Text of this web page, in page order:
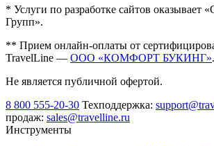
* Услуги по разработке сайтов
Групп».
** Прием онлайн-оплаты от
TravelLine — ООО «КОМФОРТ БУКИНГ».
Не является публичной офертой.
8 800 555-20-30 Техподдержка:
продаж: sales@travelline.ru
Инструменты